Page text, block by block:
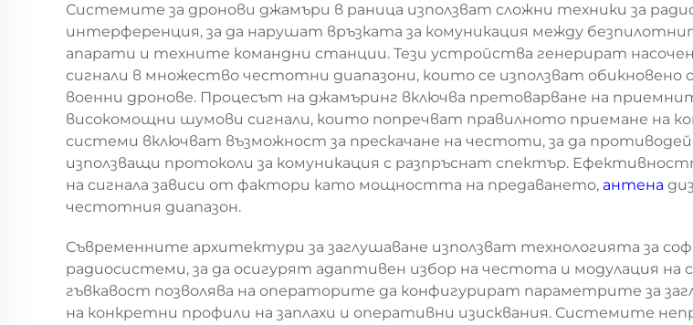
Системите за дронови джамъри в раница използват сложни техники за
интерференция, за да нарушат връзката за комуникация между
апарати и техните командни станции. Тези устройства генерират
сигнали в множество честотни диапазони, които се използват обикновено
военни дронове. Процесът на джамъринг включва претоварване на
високомощни шумови сигнали, които попречват правилното приемане на
системи включват възможност за прескачане на честоти, за да
използващи протоколи за комуникация с разпръснат спектър.
на сигнала зависи от фактори като мощността на предаването, антена
честотния диапазон.
Съвременните архитектури за заглушаване използват технологията за
радиосистеми, за да осигурят адаптивен избор на честота и модулация на
гъвкавост позволява на операторите да конфигурират параметрите за
на конкретни профили на заплахи и оперативни изисквания. Системите